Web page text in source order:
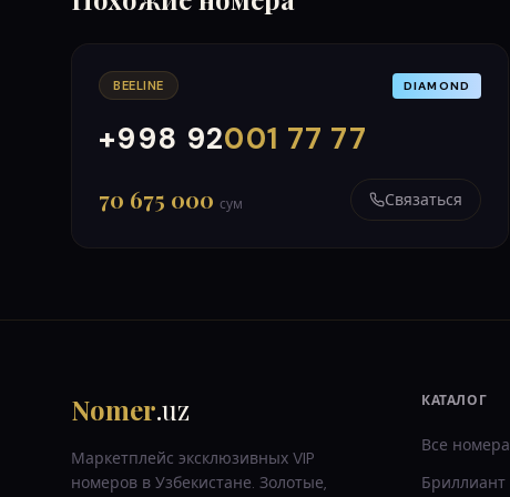
BEELINE DIAMOND
+998 92001 77 77
000
999
70 675 000 сум Связаться
Nomer.uz
Маркетплейс эксклюзивных VIP
номеров в Узбекистане. Золотые,
КАТАЛОГ
Все номера
Бриллиант